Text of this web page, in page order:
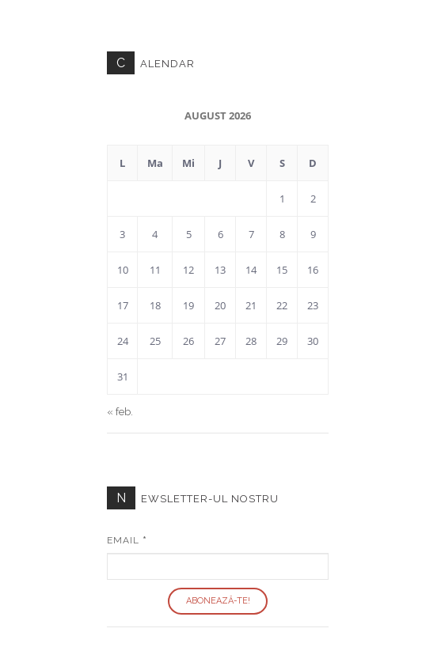
C ALENDAR
AUGUST 2026
L Ma Mi J V S D
1 2
3 4 5 6 7 8 9
10 11 12 13 14 15 16
17 18 19 20 21 22 23
24 25 26 27 28 29 30
31
« feb.
N EWSLETTER-UL NOSTRU
EMAIL *